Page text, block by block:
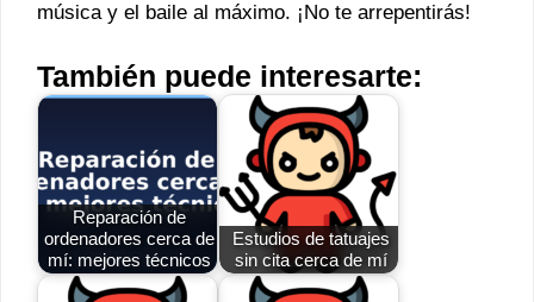
música y el baile al máximo. ¡No te arrepentirás!
También puede interesarte:
Reparación de
ordenadores cerca de
mí: mejores técnicos
Estudios de tatuajes
sin cita cerca de mí